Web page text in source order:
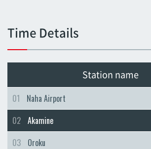
Asahibashi
Prefectural Office
Miebashi
Time Details
Station name
01
Naha Airport
02 Akamine
03
Oroku